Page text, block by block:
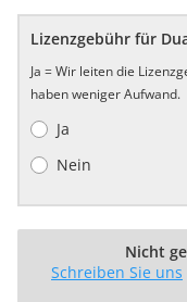
Lizenzgebühr für
Ja = Wir leiten die
haben weniger Aufwand.
Ja
Nein
Nicht
Schreiben Sie uns